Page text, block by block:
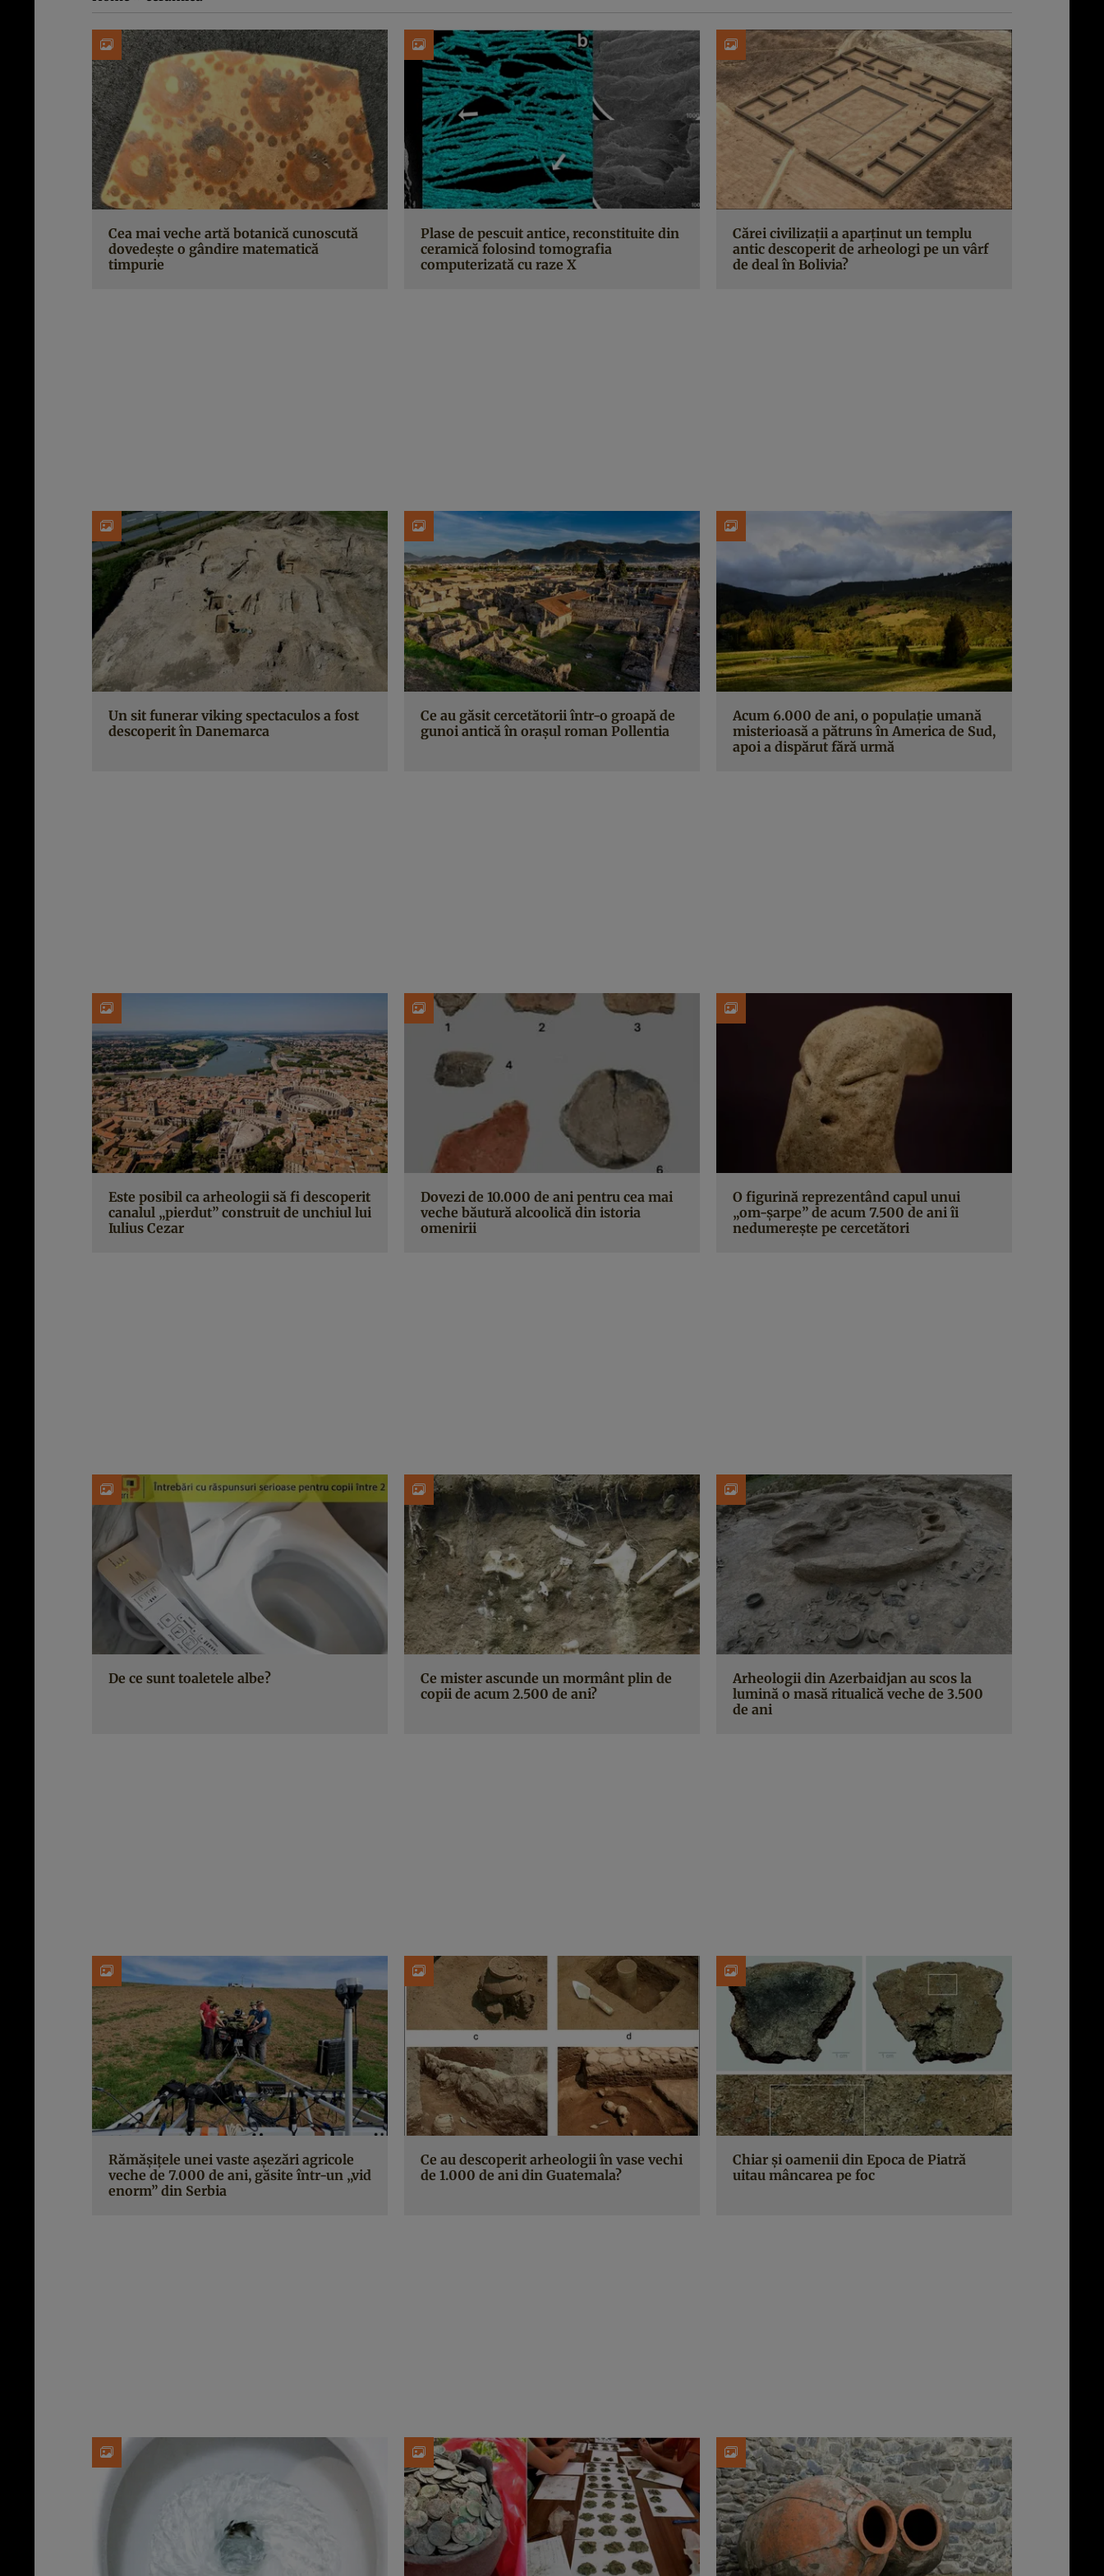
Cea mai veche artă botanică cunoscută
dovedește o gândire matematică
timpurie
Plase de pescuit antice, reconstituite din
ceramică folosind tomografia
computerizată cu raze X
Cărei civilizații a aparținut un templu
antic descoperit de arheologi pe un vârf
de deal în Bolivia?
Un sit funerar viking spectaculos a fost
descoperit în Danemarca
Ce au găsit cercetătorii într-o groapă de
gunoi antică în orașul roman Pollentia
Acum 6.000 de ani, o populație umană
misterioasă a pătruns în America de Sud,
apoi a dispărut fără urmă
Este posibil ca arheologii să fi descoperit
canalul „pierdut” construit de unchiul lui
Iulius Cezar
Dovezi de 10.000 de ani pentru cea mai
veche băutură alcoolică din istoria
omenirii
O figurină reprezentând capul unui
„om-șarpe” de acum 7.500 de ani îi
nedumerește pe cercetători
De ce sunt toaletele albe?
Ce mister ascunde un mormânt plin de
copii de acum 2.500 de ani?
Arheologii din Azerbaidjan au scos la
lumină o masă ritualică veche de 3.500
de ani
Rămășițele unei vaste așezări agricole
veche de 7.000 de ani, găsite într-un „vid
enorm” din Serbia
Ce au descoperit arheologii în vase vechi
de 1.000 de ani din Guatemala?
Chiar și oamenii din Epoca de Piatră
uitau mâncarea pe foc